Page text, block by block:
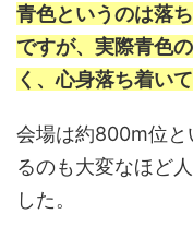
青色というのは落
ですが、実際青色
く、心身落ち着い
会場は約800m位と
るのも大変なほど
した。